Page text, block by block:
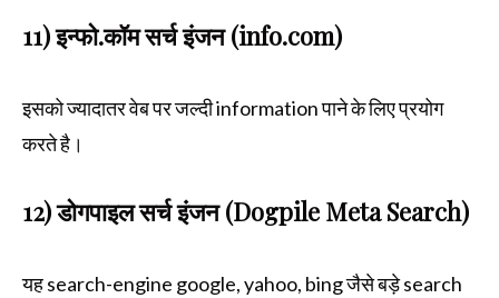
11) इन्फो.कॉम सर्च इंजन (info.com)
इसको ज्यादातर वेब पर जल्दी information पाने के लिए प्रयोग
करते है।
12) डोगपाइल सर्च इंजन (Dogpile Meta Search)
यह search-engine google, yahoo, bing जैसे बड़े search